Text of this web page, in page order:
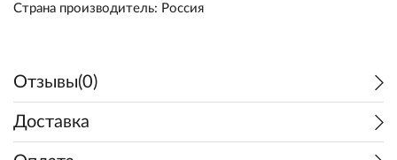
Страна производитель: Россия
Отзывы(0)
Доставка